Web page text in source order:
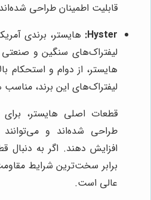
قابلیت اطمینان طراحی
Hyster: هایستر، برندی
لیفتراک‌های سنگین و صنعتی
هایستر، از دوام و استحکام
لیفتراک‌های این برند،
قطعات اصلی هایستر،
طراحی شده‌اند و
افزایش دهند. اگر به دنبال
برابر سخت‌ترین شرایط
عالی است.